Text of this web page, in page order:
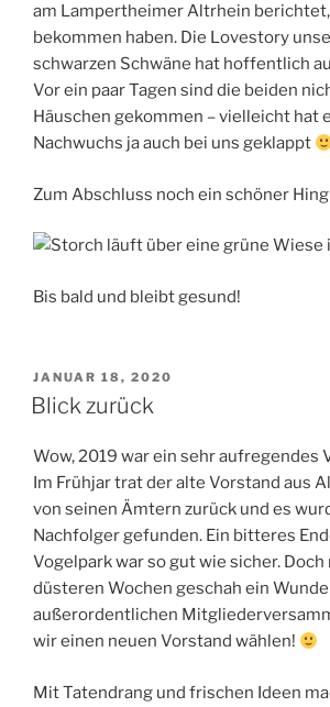
am Lampertheimer Altrhein
bekommen haben. Die Lovestory
schwarzen Schwäne hat hoffentlich
Vor ein paar Tagen sind die beiden
Häuschen gekommen – vielleicht hat
Nachwuchs ja auch bei uns geklappt
Zum Abschluss noch ein schöner
Bis bald und bleibt gesund!
VERÖFFENTLICHT
AM
JANUAR 18, 2020
Blick zurück
Wow, 2019 war ein sehr aufregendes
Im Frühjar trat der alte Vorstand aus
von seinen Ämtern zurück und es
Nachfolger gefunden. Ein bitteres
Vogelpark war so gut wie sicher. Doch
düsteren Wochen geschah ein
außerordentlichen
wir einen neuen Vorstand wählen!
Mit Tatendrang und frischen Ideen